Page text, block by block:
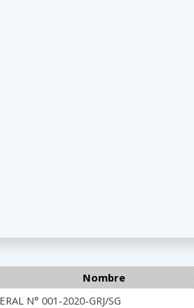
Nombre
N° 001-2020-GRJ/SG